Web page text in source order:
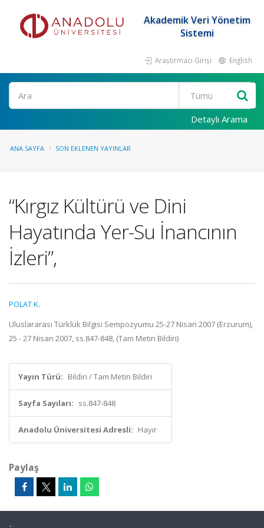
Akademik Veri Yönetim
Sistemi
Araştırmacı Girişi English
Ara
Detaylı Arama
ANA SAYFA SON EKLENEN YAYINLAR
“Kırgız Kültürü ve Dini
Hayatında Yer-Su İnancının
İzleri”,
POLAT K.
Uluslararası Türklük Bilgisi Sempozyumu 25-27 Nisan 2007 (Erzurum),
25 - 27 Nisan 2007, ss.847-848, (Tam Metin Bildiri)
Yayın Türü: Bildiri / Tam Metin Bildiri
Sayfa Sayıları: ss.847-848
Anadolu Üniversitesi Adresli: Hayır
Paylaş